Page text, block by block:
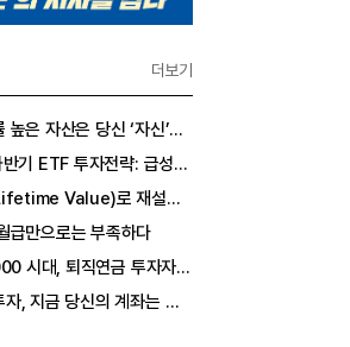
더보기
자산은 당신 ‘자신’이다
상반기를 접고, 이제 '실적'이 가르는 하반기를 맞다
는 은퇴 후 안정적 생활보장과 평생소득 전략
급만으로는 부족하다
자자는 왜 지금 FOMO를 경계해야 하는가
당신의 계좌는 어느 편인가?